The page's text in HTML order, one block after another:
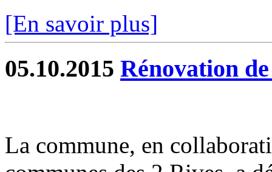
[En savoir plus]
05.10.2015 Rénovation
La commune, en